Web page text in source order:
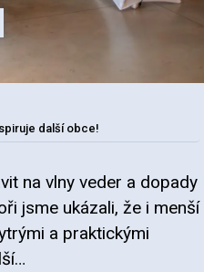
další obce!
na vlny veder a dopady
jsme ukázali, že i menší
a praktickými